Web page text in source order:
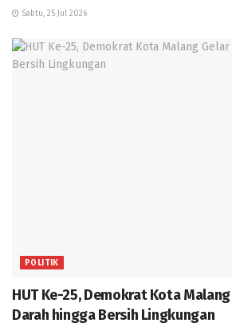
Sabtu, 25 Jul 2026
POLITIK
HUT Ke-25, Demokrat Kota
Darah hingga Bersih Lingkungan